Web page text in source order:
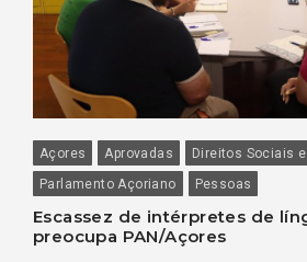
Açores Aprovadas Direitos Sociais
Parlamento Açoriano
Pessoas
Escassez de intérpretes de
preocupa PAN/Açores